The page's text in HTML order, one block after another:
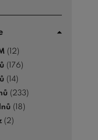
(12)
(176)
(14)
(233)
(18)
(2)